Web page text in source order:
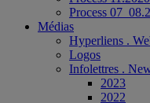
Process
Médias
Hyperliens .
Logos
Infolettres .
2023
2022